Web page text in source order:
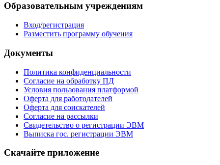
Образовательным учреждениям
Вход/регистрация
Разместить программу обучения
Документы
Политика конфиденциальности
Согласие на обработку ПД
Условия пользования платформой
Оферта для работодателей
Оферта для соискателей
Согласие на рассылки
Свидетельство о регистрации ЭВМ
Выписка гос. регистрации ЭВМ
Скачайте приложение